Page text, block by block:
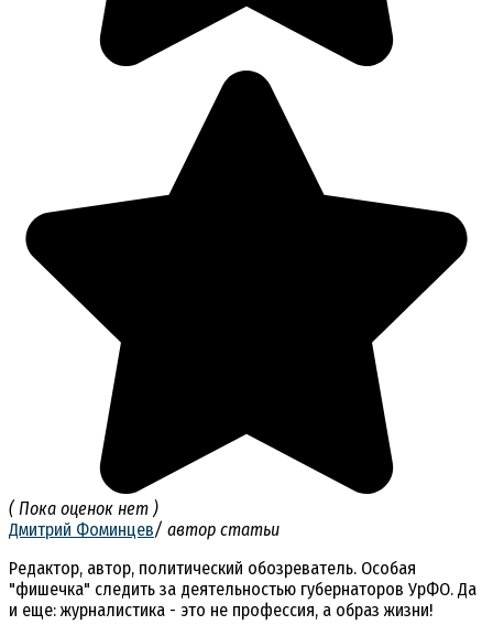
( Пока оценок нет )
Дмитрий Фоминцев/ автор статьи
Редактор, автор, политический обозреватель. Особая
"фишечка" следить за деятельностью губернаторов УрФО. Да
и еще: журналистика - это не профессия, а образ жизни!